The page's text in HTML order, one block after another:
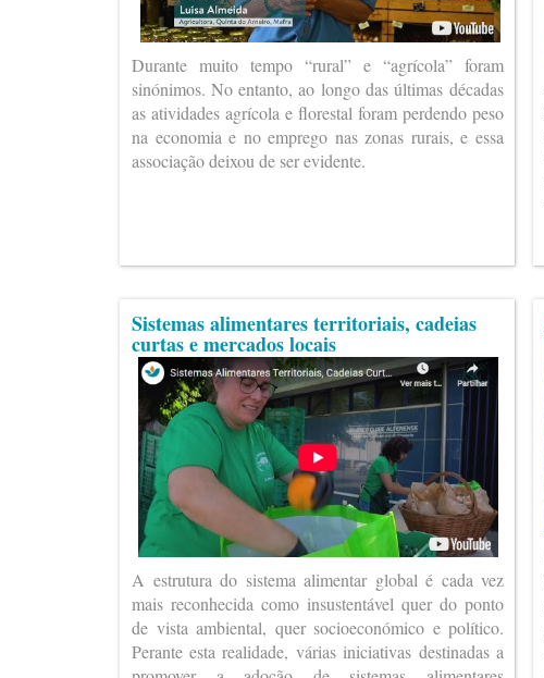
Durante muito tempo “rural” e “agrícola” foram
sinónimos. No entanto, ao longo das últimas décadas
as atividades agrícola e florestal foram perdendo peso
na economia e no emprego nas zonas rurais, e essa
associação deixou de ser evidente.
Sistemas alimentares territoriais, cadeias
curtas e mercados locais
A estrutura do sistema alimentar global é cada vez
mais reconhecida como insustentável quer do ponto
de vista ambiental, quer socioeconómico e político.
Perante esta realidade, várias iniciativas destinadas a